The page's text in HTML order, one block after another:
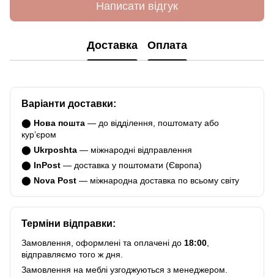
Написати відгук
Доставка Оплата
Варіанти доставки:
⬤ Нова пошта — до відділення, поштомату або
курʼєром
⬤ Ukrposhta — міжнародні відправлення
⬤ InPost — доставка у поштомати (Європа)
⬤ Nova Post — міжнародна доставка по всьому світу
Терміни відправки:
Замовлення, оформлені та оплачені до 18:00
відправляємо того ж дня.
Замовлення на меблі узгоджуються з менеджером.